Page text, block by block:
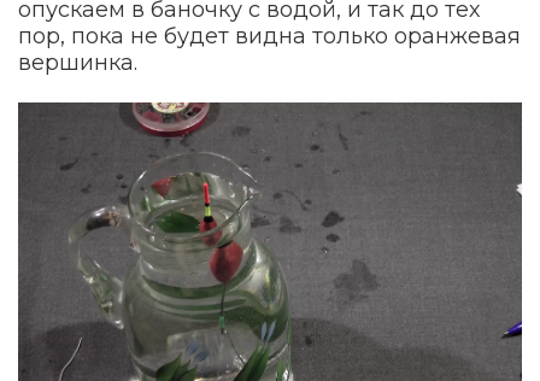
опускаем в баночку с водой, и так до тех
пор, пока не будет видна только оранжевая
вершинка.